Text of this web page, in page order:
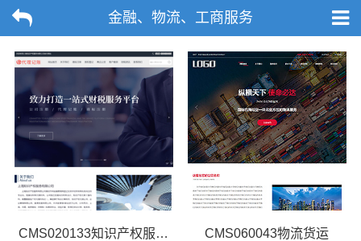
金融、物流、工商服务
CMS020133知识产权服务网站模板CMS060043物流货运